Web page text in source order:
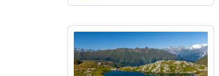
den könnte der Job als
Wir verraten dir, was du&nbsp;dazu
brauchst, wie
viel&nbsp;Sportkletterlehrer_innen
verdienen und was sie rechtlich